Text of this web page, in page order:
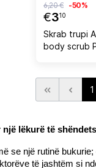
€310
6,20 € -50%
Skrab trupi
body scrub
1
lëkurë të
se një rutinë
të jashtëm si